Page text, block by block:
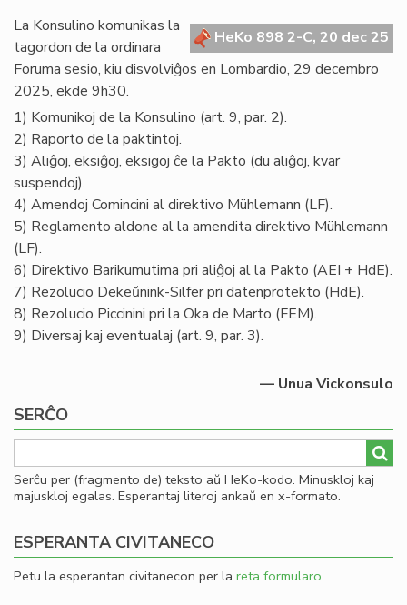
HeKo 898 2-C, 20 dec 25
La Konsulino komunikas la
tagordon de la ordinara
Foruma sesio, kiu disvolviĝos en Lombardio, 29 decembro
2025, ekde 9h30.
1) Komunikoj de la Konsulino (art. 9, par. 2).
2) Raporto de la paktintoj.
3) Aliĝoj, eksiĝoj, eksigoj ĉe la Pakto (du aliĝoj, kvar
suspendoj).
4) Amendoj Comincini al direktivo Mühlemann (LF).
5) Reglamento aldone al la amendita direktivo Mühlemann
(LF).
6) Direktivo Barikumutima pri aliĝoj al la Pakto (AEI + HdE).
7) Rezolucio Dekeŭnink-Silfer pri datenprotekto (HdE).
8) Rezolucio Piccinini pri la Oka de Marto (FEM).
9) Diversaj kaj eventualaj (art. 9, par. 3).
— Unua Vickonsulo
SERĈO
Serĉu per (fragmento de) teksto aŭ HeKo-kodo. Minuskloj kaj
majuskloj egalas. Esperantaj literoj ankaŭ en x-formato.
ESPERANTA CIVITANECO
Petu la esperantan civitanecon per la reta formularo.